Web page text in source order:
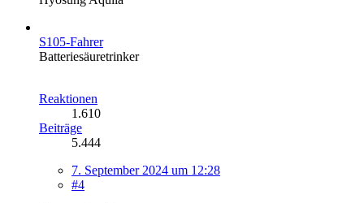
S105-Fahrer
Batteriesäuretrinker
Reaktionen
1.610
Beiträge
5.444
7. September 2024 um 12:28
#4